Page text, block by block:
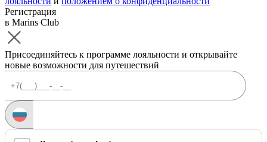
Регистрация
в Marins Club
Присоединяйтесь к программе лояльности и открывайте
новые возможности для путешествий